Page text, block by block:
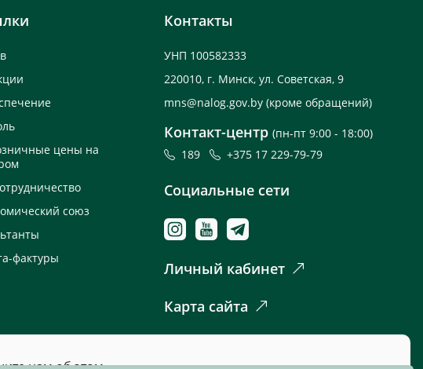
цены на
союз
фактуры
Контакты
УНП 100582333
220010, г. Минск, ул. Советская, 9
mns@nalog.gov.by (кроме обращений)
Контакт-центр (пн-пт 9:00 - 18:00)
189
+375 17 229-79-79
Социальные сети
Личный кабинет
Карта сайта